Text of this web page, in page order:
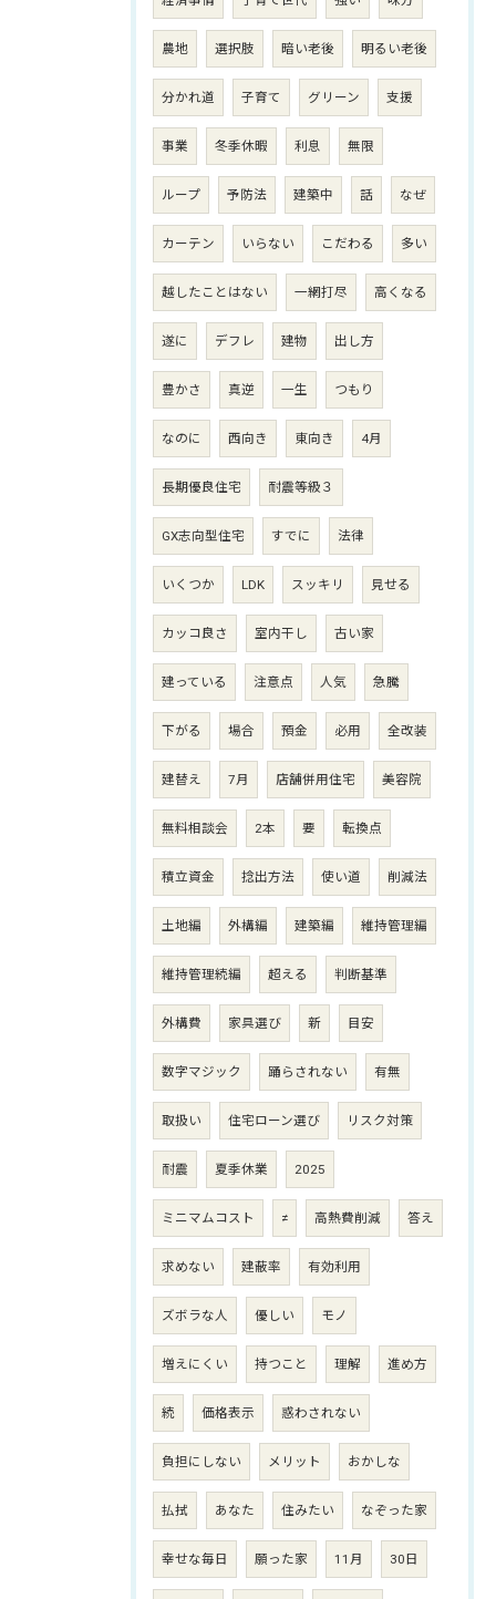
農地 選択肢 暗い老後 明るい老後
分かれ道 子育て グリーン 支援
事業 冬季休暇 利息 無限
ループ 予防法 建築中 話 なぜ
カーテン いらない こだわる 多い
越したことはない 一網打尽 高くなる
遂に デフレ 建物 出し方
豊かさ 真逆 一生 つもり
なのに 西向き 東向き 4月
長期優良住宅 耐震等級３
GX志向型住宅 すでに 法律
いくつか LDK スッキリ 見せる
カッコ良さ 室内干し 古い家
建っている 注意点 人気 急騰
下がる 場合 預金 必用 全改装
建替え 7月 店舗併用住宅 美容院
無料相談会 2本 要 転換点
積立資金 捻出方法 使い道 削減法
土地編 外構編 建築編 維持管理編
維持管理続編 超える 判断基準
外構費 家具選び 新 目安
数字マジック 踊らされない 有無
取扱い 住宅ローン選び リスク対策
耐震 夏季休業 2025
ミニマムコスト ≠ 高熱費削減 答え
求めない 建蔽率 有効利用
ズボラな人 優しい モノ
増えにくい 持つこと 理解 進め方
続 価格表示 惑わされない
負担にしない メリット おかしな
払拭 あなた 住みたい なぞった家
幸せな毎日 願った家 11月 30日